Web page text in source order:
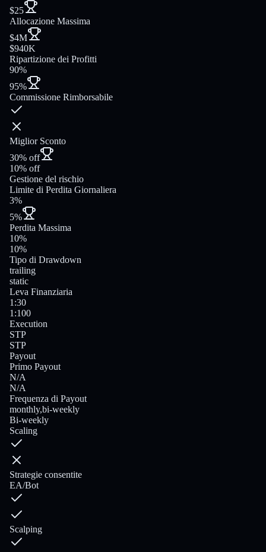
$25
Allocazione Massima
$4M
$940K
Ripartizione dei Profitti
90%
95%
Commissione Rimborsabile
Miglior Sconto
30% off
10% off
Gestione del rischio
Limite di Perdita Giornaliera
3%
5%
Perdita Massima
10%
10%
Tipo di Drawdown
trailing
static
Leva Finanziaria
1:30
1:100
Execution
STP
STP
Payout
Primo Payout
N/A
N/A
Frequenza di Payout
monthly,bi-weekly
Bi-weekly
Scaling
Strategie consentite
EA/Bot
Scalping